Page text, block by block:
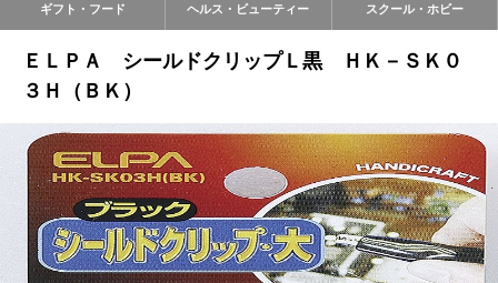
ギフト・フード ヘルス・ビューティー スクール・ホビー
ＥＬＰＡ シールドクリップＬ黒 ＨＫ－ＳＫ０
３Ｈ（ＢＫ）